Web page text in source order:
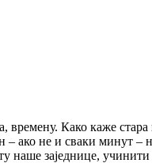
Како каже
ако не и сваки минут –
наше заједнице,